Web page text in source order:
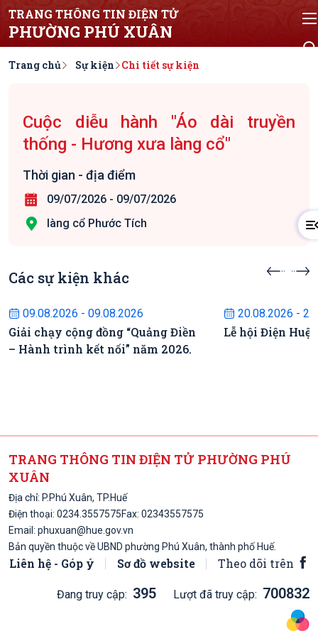
TRANG THÔNG TIN ĐIỆN TỬ
PHƯỜNG PHÚ XUÂN
Trang chủ Sự kiện Chi tiết sự kiện
Cuộc diễu hành "Áo dài truyền
thống - Hương xưa làng cổ"
Thời gian - địa điểm
09/07/2026 - 09/07/2026
làng cổ Phước Tích
Các sự kiện khác
Sự kiện sắp diễn ra
09.08.2026 - 09.08.2026
Giải chạy cộng đồng “Quảng Điền
– Hành trình kết nối” năm 2026.
20.08.2026 -
Lễ hội Điện Huệ
TRANG THÔNG TIN ĐIỆN TỬ PHƯỜNG PHÚ
XUÂN
Địa chỉ: P.Phú Xuân, TP.Huế
Điện thoại: 0234.3557575Fax: 02343557575
Email: phuxuan@hue.gov.vn
Bản quyền thuộc về UBND phường Phú Xuân, thành phố Huế.
Liên hệ - Góp ý Sơ đồ website Theo dõi trên
Đang truy cập: 395 Lượt đã truy cập: 700832